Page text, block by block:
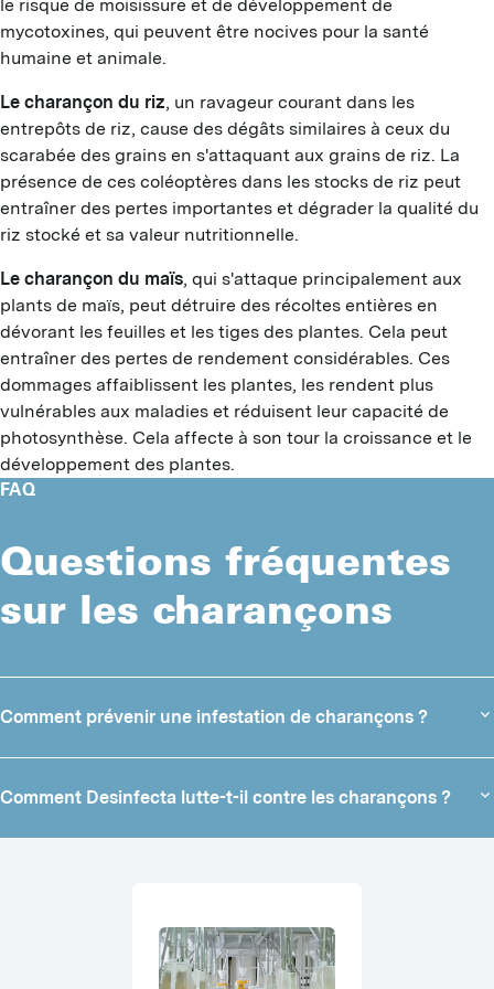
le risque de moisissure et de développement de
mycotoxines, qui peuvent être nocives pour la santé
humaine et animale.
Le charançon du riz, un ravageur courant dans les
entrepôts de riz, cause des dégâts similaires à ceux du
scarabée des grains en s'attaquant aux grains de riz. La
présence de ces coléoptères dans les stocks de riz peut
entraîner des pertes importantes et dégrader la qualité du
riz stocké et sa valeur nutritionnelle.
Le charançon du maïs, qui s'attaque principalement aux
plants de maïs, peut détruire des récoltes entières en
dévorant les feuilles et les tiges des plantes. Cela peut
entraîner des pertes de rendement considérables. Ces
dommages affaiblissent les plantes, les rendent plus
vulnérables aux maladies et réduisent leur capacité de
photosynthèse. Cela affecte à son tour la croissance et le
développement des plantes.
FAQ
Questions fréquentes
sur les charançons
Comment prévenir une infestation de charançons ?
prévention des charançons. Il est important de nettoyer à fond
normes d'hygiène élevées. Cela implique d'enlever régulièrement
cachés où les coléoptères pourraient se dissimuler et pondre des
Comment Desinfecta lutte-t-il contre les charançons ?
d'abord, une enquête approfondie est menée dans l'exploitation afin
de repérer les endroits où les charançons pourraient se cacher ou
trouver de la nourriture.